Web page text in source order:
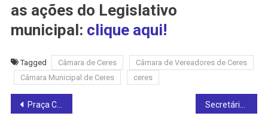
as ações do Legislativo
municipal: clique aqui!
Tagged Câmara de Ceres
Câmara de Vereadores de Ceres
Câmara Municipal de Ceres
ceres
Post
Praça Cívica de Ceres terá telão, show ao vivo e transmissão dos jogos do Brasil na Copa